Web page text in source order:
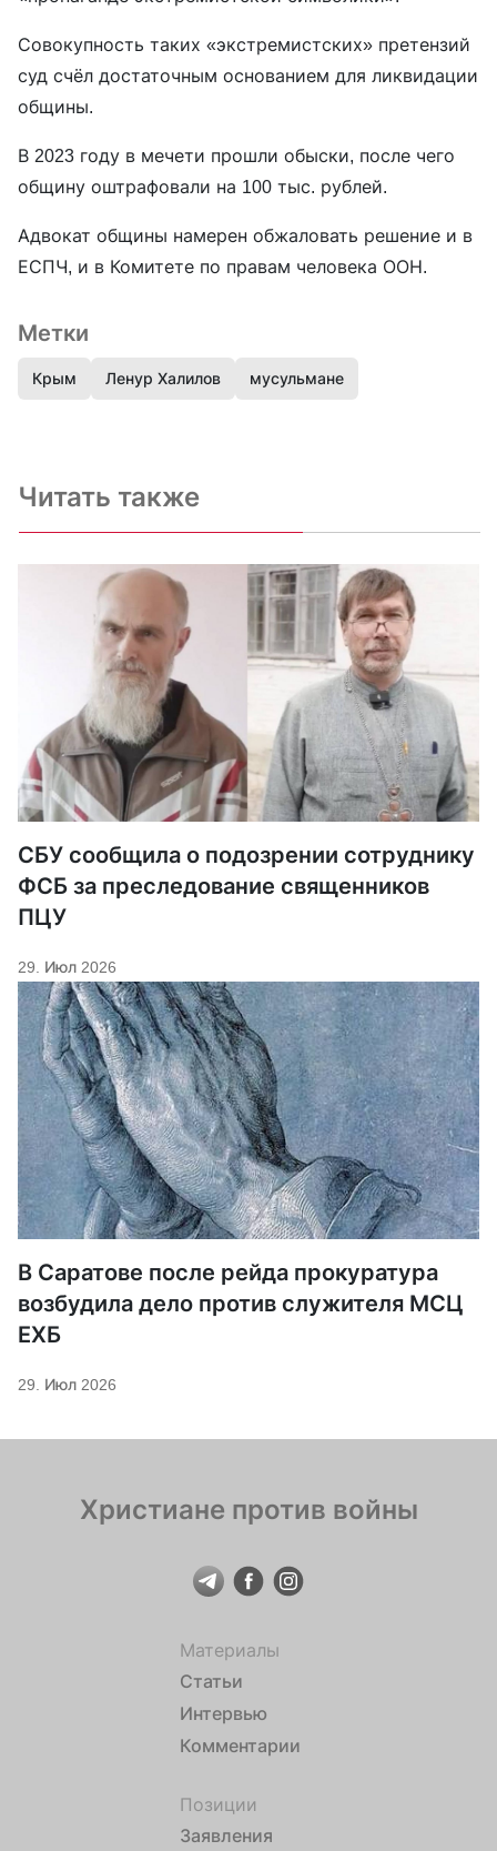
Совокупность таких «экстремистских» претензий
суд счёл достаточным основанием для ликвидации
общины.
В 2023 году в мечети прошли обыски, после чего
общину оштрафовали на 100 тыс. рублей.
Адвокат общины намерен обжаловать решение и в
ЕСПЧ, и в Комитете по правам человека ООН.
Метки
Крым Ленур Халилов мусульмане
Читать также
СБУ сообщила о подозрении сотруднику
ФСБ за преследование священников
ПЦУ
29. Июл 2026
В Саратове после рейда прокуратура
возбудила дело против служителя МСЦ
ЕХБ
29. Июл 2026
Христиане против войны
Материалы
Статьи
Интервью
Комментарии
Позиции
Заявления